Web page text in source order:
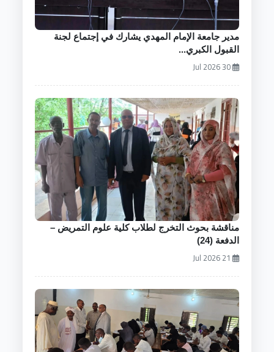
مدير جامعة الإمام المهدي يشارك في إجتماع لجنة
القبول الكبري...
30 Jul 2026
مناقشة بحوث التخرج لطلاب كلية علوم التمريض –
الدفعة (24)